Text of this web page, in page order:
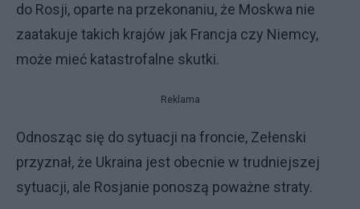
do Rosji, oparte na przekonaniu, że Moskwa nie
zaatakuje takich krajów jak Francja czy Niemcy,
może mieć katastrofalne skutki.
Reklama
Odnosząc się do sytuacji na froncie, Zełenski
przyznał, że Ukraina jest obecnie w trudniejszej
sytuacji, ale Rosjanie ponoszą poważne straty.